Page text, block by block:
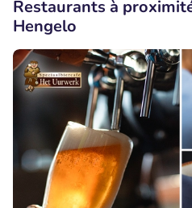
Restaurants à
Hengelo